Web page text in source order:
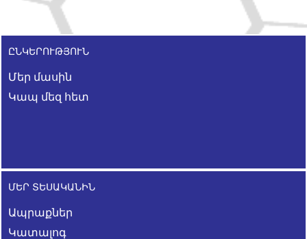
ԸՆԿԵՐՈՒԹՅՈՒՆ
Մեր մասին
Կապ մեզ հետ
ՄԵՐ ՏԵՍԱԿԱՆԻՆ
Ապրաքներ
Կատալոգ